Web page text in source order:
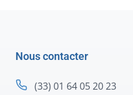
Nous contacter
(33) 01 64 05 20 23